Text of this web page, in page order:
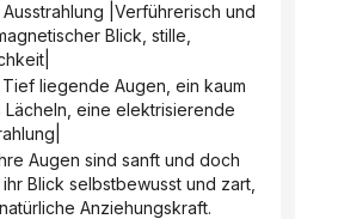
|Verführerisch und
Blick, stille,
Lächeln, eine elektrisierende
Blick selbstbewusst und zart,
Anziehungskraft.